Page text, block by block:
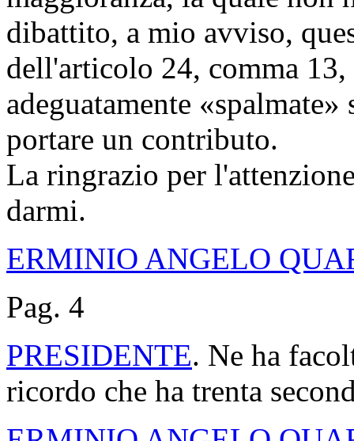
dibattito, a mio avviso,
dell'articolo 24, comma 13,
adeguatamente
portare un contributo.
La ringrazio per
darmi.
ERMINIO ANGELO
Pag. 4
PRESIDENTE. Ne ha
ricordo che ha trenta